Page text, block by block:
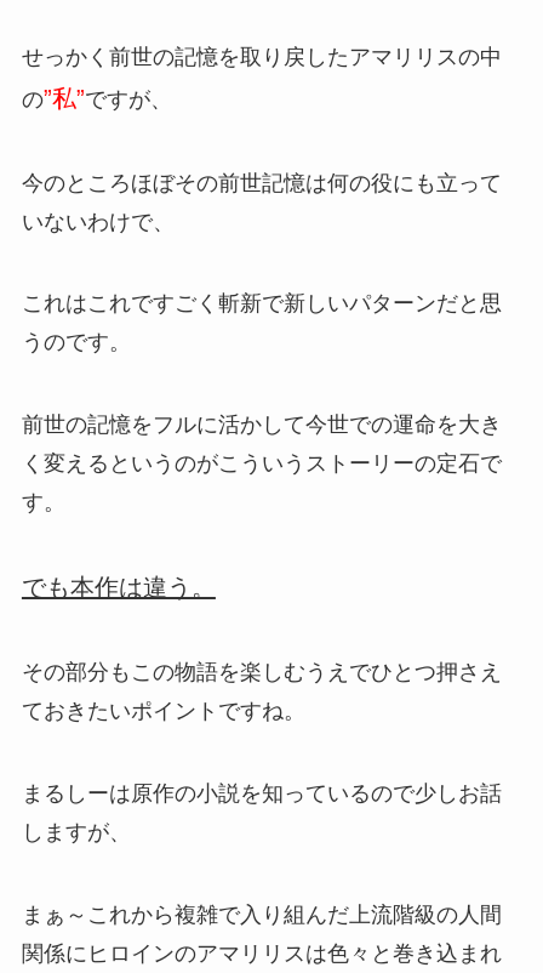
せっかく前世の記憶を取り戻したアマリリスの中
の”私”ですが、
今のところほぼその前世記憶は何の役にも立って
いないわけで、
これはこれですごく斬新で新しいパターンだと思
うのです。
前世の記憶をフルに活かして今世での運命を大き
く変えるというのがこういうストーリーの定石で
す。
でも本作は違う。
その部分もこの物語を楽しむうえでひとつ押さえ
ておきたいポイントですね。
まるしーは原作の小説を知っているので少しお話
しますが、
まぁ～これから複雑で入り組んだ上流階級の人間
関係にヒロインのアマリリスは色々と巻き込まれ